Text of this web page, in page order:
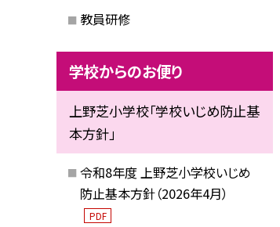
教員研修
学校からのお便り
上野芝小学校「学校いじめ防止基
本方針」
令和8年度 上野芝小学校いじめ
防止基本方針（2026年4月）
PDF